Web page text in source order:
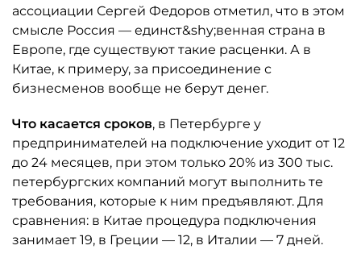
ассоциации Сергей Федоров отметил, что в этом
смысле Россия — единст&shy;венная страна в
Европе, где существуют такие расценки. А в
Китае, к примеру, за присоединение с
бизнесменов вообще не берут денег.
Что касается сроков, в Петербурге у
предпринимателей на подключение уходит от 12
до 24 месяцев, при этом только 20% из 300 тыс.
петербургских компаний могут выполнить те
требования, которые к ним предъявляют. Для
сравнения: в Китае процедура подключения
занимает 19, в Греции — 12, в Италии — 7 дней.